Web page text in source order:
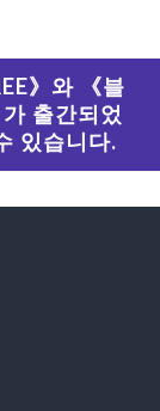
》와 《블
출간되었
있습니다.